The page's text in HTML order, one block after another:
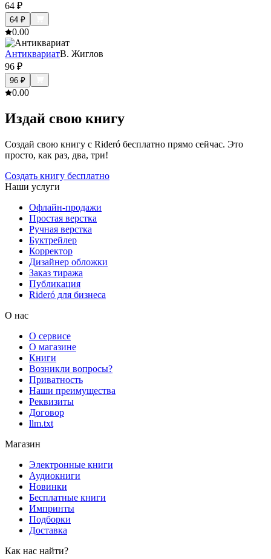
64 ₽
64 ₽
0.00
АнтиквариатВ. Жиглов
96 ₽
96 ₽
0.00
Издай свою книгу
Создай свою книгу с Rideró бесплатно прямо сейчас. Это
просто, как раз, два, три!
Создать книгу бесплатно
Наши услуги
Офлайн-продажи
Простая верстка
Ручная верстка
Буктрейлер
Корректор
Дизайнер обложки
Заказ тиража
Публикация
Rideró для бизнеса
О нас
О сервисе
О магазине
Книги
Возникли вопросы?
Приватность
Наши преимущества
Реквизиты
Договор
llm.txt
Магазин
Электронные книги
Аудиокниги
Новинки
Бесплатные книги
Импринты
Подборки
Доставка
Как нас найти?